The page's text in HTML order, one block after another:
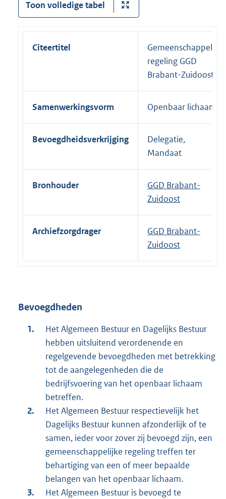
Toon volledige tabel
Citeertitel
Gemeenschappelijke
regeling GGD
Brabant-Zuidoost
Samenwerkingsvorm Openbaar lichaam
Bevoegdheidsverkrijging
Delegatie,
Mandaat
Bronhouder
GGD Brabant-
Zuidoost
Archiefzorgdrager
GGD Brabant-
Zuidoost
Bevoegdheden
Het Algemeen Bestuur en Dagelijks Bestuur
hebben uitsluitend verordenende en
regelgevende bevoegdheden met betrekking
tot de aangelegenheden die de
bedrijfsvoering van het openbaar lichaam
betreffen.
Het Algemeen Bestuur respectievelijk het
Dagelijks Bestuur kunnen afzonderlijk of te
samen, ieder voor zover zij bevoegd zijn, een
gemeenschappelijke regeling treffen ter
behartiging van een of meer bepaalde
belangen van het openbaar lichaam.
Het Algemeen Bestuur is bevoegd te